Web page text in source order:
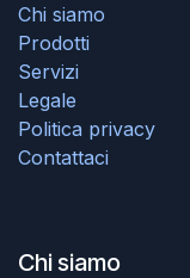
Chi siamo
Prodotti
Servizi
Legale
Politica privacy
Contattaci
Chi siamo